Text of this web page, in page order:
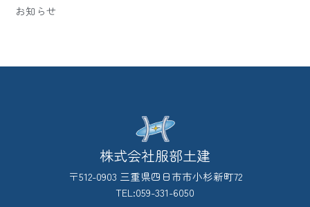
お知らせ
株式会社服部土建
〒512-0903 三重県四日市市小杉新町72
TEL:059-331-6050